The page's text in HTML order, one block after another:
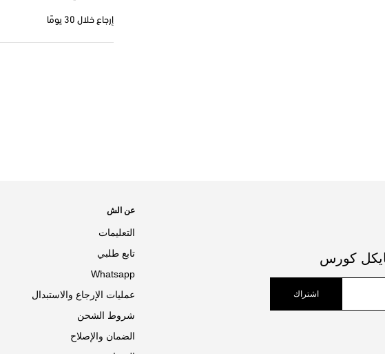
إرجاع خلال 30 يومًا
كورس
اشتراك
عن الش
التعليمات
تابع طلبي
Whatsapp
عمليات الإرجاع والاستبدال
شروط الشحن
الضمان والإصلاح